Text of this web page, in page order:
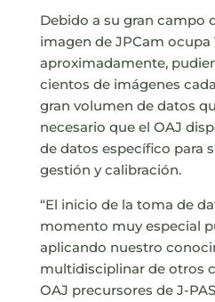
Debido a su gran campo
imagen de JPCam ocupa
aproximadamente,
cientos de imágenes
gran volumen de datos
necesario que el OAJ
de datos específico para
gestión y calibración.
“El inicio de la toma de
momento muy especial
aplicando nuestro
multidisciplinar de otros
OAJ precursores de J-